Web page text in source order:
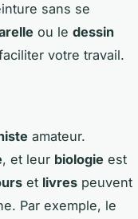
sans se
ou le dessin
votre travail.
amateur.
, et leur biologie est
et livres peuvent
Par exemple, le